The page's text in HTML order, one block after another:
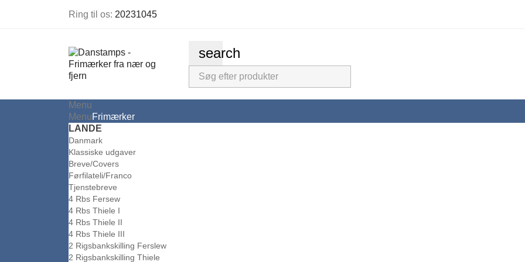
Ring til os: 20231045
search
Menu
MenuFrimærker
LANDE
Danmark
Klassiske udgaver
Breve/Covers
Førfilateli/Franco
Tjenstebreve
4 Rbs Fersew
4 Rbs Thiele I
4 Rbs Thiele II
4 Rbs Thiele III
2 Rigsbankskilling Ferslew
2 Rigsbankskilling Thiele